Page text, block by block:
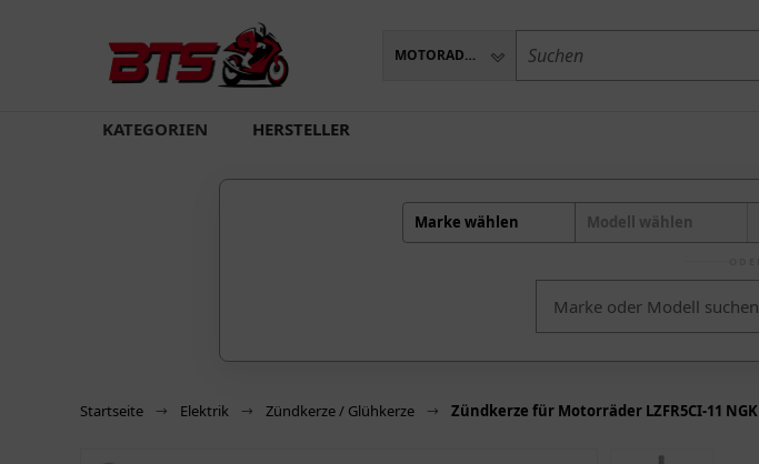
MOTORADTEILE
KATEGORIEN HERSTELLER
Marke wählen Modell wählen
Startseite Elektrik Zündkerze / Glühkerze Zündkerze für Motorräder LZFR5CI-11 NGK